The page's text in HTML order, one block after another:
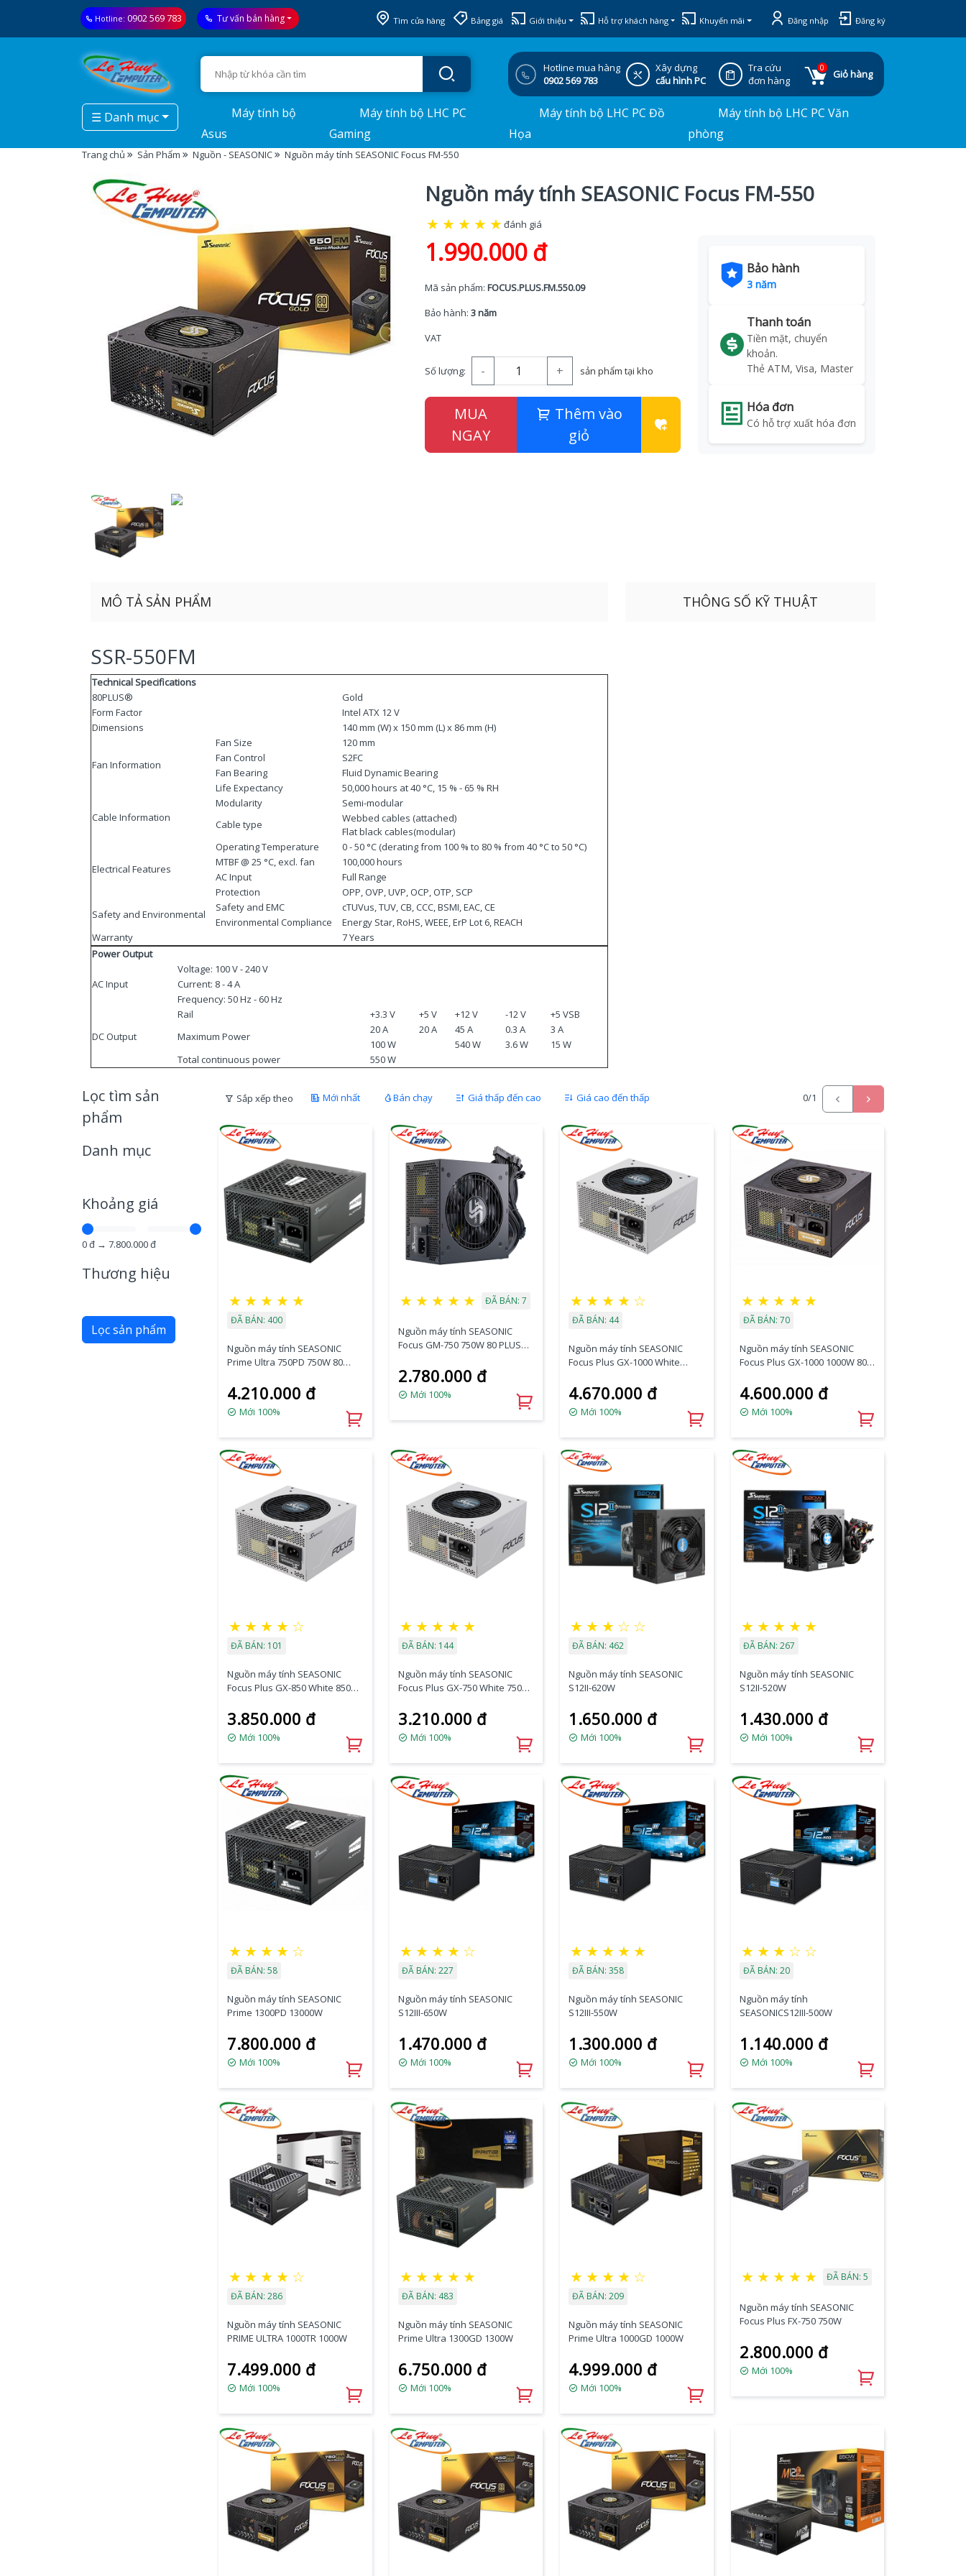
Hotline: 0902 569 783 Tư vấn bán hàng Tìm cửa hàng Bảng giá Giới thiệu Hỗ trợ khách hàng Khuyến mãi Đăng nhập Đăng ký
Hotline mua hàng
0902 569 783
Xây dựng
cấu hình PC
Tra cứu
đơn hàng
0
Giỏ hàng
☰ Danh mục
Máy tính bộ
Asus
Máy tính bộ LHC PC
Gaming
Máy tính bộ LHC PC Đồ
Họa
Máy tính bộ LHC PC Văn
phòng
Trang chủ Sản Phẩm Nguồn - SEASONIC Nguồn máy tính SEASONIC Focus FM-550
Nguồn máy tính SEASONIC Focus FM-550
★ ★ ★ ★ ★đánh giá
1.990.000 đ
Mã sản phẩm: FOCUS.PLUS.FM.550.09
Bảo hành: 3 năm
VAT
Số lượng: - + sản phẩm tại kho
MUA
NGAY
Thêm vào
giỏ
Bảo hành
3 năm
Thanh toán
Tiền mặt, chuyển
khoản.
Thẻ ATM, Visa, Master
Hóa đơn
Có hỗ trợ xuất hóa đơn
MÔ TẢ SẢN PHẨM
SSR-550FM
Technical Specifications
80PLUS®
Gold
Form Factor
Intel ATX 12 V
Dimensions
140 mm (W) x 150 mm (L) x 86 mm (H)
Fan Information
Fan Size
120 mm
Fan Control
S2FC
Fan Bearing
Fluid Dynamic Bearing
Life Expectancy
50,000 hours at 40 °C, 15 % - 65 % RH
Cable Information
Modularity
Semi-modular
Cable type
Webbed cables (attached)
Flat black cables(modular)
Electrical Features
Operating Temperature
0 - 50 °C (derating from 100 % to 80 % from 40 °C to 50 °C)
MTBF @ 25 °C, excl. fan
100,000 hours
AC Input
Full Range
Protection
OPP, OVP, UVP, OCP, OTP, SCP
Safety and Environmental
Safety and EMC
cTUVus, TUV, CB, CCC, BSMI, EAC, CE
Environmental Compliance
Energy Star, RoHS, WEEE, ErP Lot 6, REACH
Warranty
7 Years
Power Output
AC Input
Voltage: 100 V - 240 V
Current: 8 - 4 A
Frequency: 50 Hz - 60 Hz
DC Output
Rail +3.3 V +5 V +12 V -12 V
+5 VSB
Maximum Power
20 A 20 A 45 A 0.3 A
3 A
100 W
540 W 3.6 W
15 W
Total continuous power
550 W
THÔNG SỐ KỸ THUẬT
Lọc tìm sản
phẩm
Danh mục
Khoảng giá
0đ → 7.800.000đ
Thương hiệu
Lọc sản phẩm
Sắp xếp theo Mới nhất Bán chạy Giá thấp đến cao Giá cao đến thấp 0/1
★ ★ ★ ★ ★
ĐÃ BÁN: 400
Nguồn máy tính SEASONIC
Prime Ultra 750PD 750W 80
4.210.000 đ
Mới 100%
★ ★ ★ ★ ★ ĐÃ BÁN: 7
Nguồn máy tính SEASONIC
Focus GM-750 750W 80 PLUS
2.780.000 đ
Mới 100%
★ ★ ★ ★ ☆
ĐÃ BÁN: 44
Nguồn máy tính SEASONIC
Focus Plus GX-1000 White
4.670.000 đ
Mới 100%
★ ★ ★ ★ ★
ĐÃ BÁN: 70
Nguồn máy tính SEASONIC
Focus Plus GX-1000 1000W 80
4.600.000 đ
Mới 100%
★ ★ ★ ★ ☆
ĐÃ BÁN: 101
Nguồn máy tính SEASONIC
Focus Plus GX-850 White 850W
3.850.000 đ
Mới 100%
★ ★ ★ ★ ★
ĐÃ BÁN: 144
Nguồn máy tính SEASONIC
Focus Plus GX-750 White 750W
3.210.000 đ
Mới 100%
★ ★ ★ ☆ ☆
ĐÃ BÁN: 462
Nguồn máy tính SEASONIC
S12II-620W
1.650.000 đ
Mới 100%
★ ★ ★ ★ ★
ĐÃ BÁN: 267
Nguồn máy tính SEASONIC
S12II-520W
1.430.000 đ
Mới 100%
★ ★ ★ ★ ☆
ĐÃ BÁN: 58
Nguồn máy tính SEASONIC
Prime 1300PD 13000W
7.800.000 đ
Mới 100%
★ ★ ★ ★ ☆
ĐÃ BÁN: 227
Nguồn máy tính SEASONIC
S12III-650W
1.470.000 đ
Mới 100%
★ ★ ★ ★ ★
ĐÃ BÁN: 358
Nguồn máy tính SEASONIC
S12III-550W
1.300.000 đ
Mới 100%
★ ★ ★ ☆ ☆
ĐÃ BÁN: 20
Nguồn máy tính
SEASONICS12III-500W
1.140.000 đ
Mới 100%
★ ★ ★ ★ ☆
ĐÃ BÁN: 286
Nguồn máy tính SEASONIC
PRIME ULTRA 1000TR 1000W
7.499.000 đ
Mới 100%
★ ★ ★ ★ ★
ĐÃ BÁN: 483
Nguồn máy tính SEASONIC
Prime Ultra 1300GD 1300W
6.750.000 đ
Mới 100%
★ ★ ★ ★ ☆
ĐÃ BÁN: 209
Nguồn máy tính SEASONIC
Prime Ultra 1000GD 1000W
4.999.000 đ
Mới 100%
★ ★ ★ ★ ★ ĐÃ BÁN: 5
Nguồn máy tính SEASONIC
Focus Plus FX-750 750W
2.800.000 đ
Mới 100%